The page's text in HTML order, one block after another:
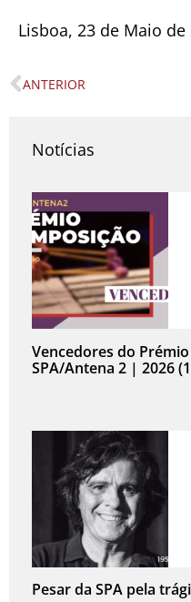
Lisboa, 23 de Maio de
Prev
ANTERIOR
Notícias
Vencedores do
SPA/Antena 2 | 2026
Pesar da SPA pela